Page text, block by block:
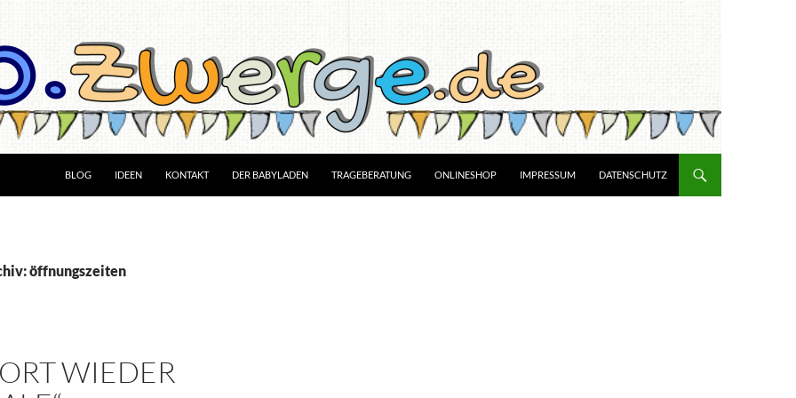
BLOG IDEEN KONTAKT DER BABYLADEN TRAGEBERATUNG ONLINESHOP IMPRESSUM DATENSCHUTZ
öffnungszeiten
WIEDER